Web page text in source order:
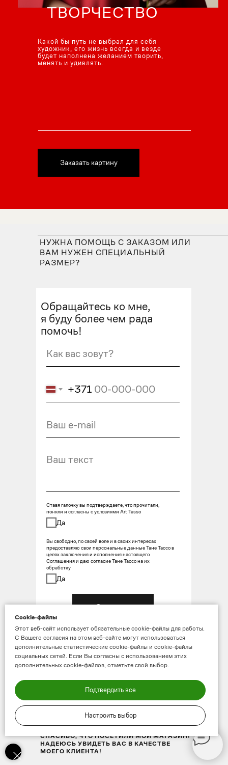
Cookie-файлы
Этот веб-сайт использует обязательные cookie-файлы для работы.
С Вашего согласия на этом веб-сайте могут использоваться
дополнительные статистические cookie-файлы и cookie-файлы
социальных сетей. Если Вы согласны с использованием этих
дополнительных cookie-файлов, отметьте свой выбор.
Подтвердить все
Настроить выбор
Какой бы путь не выбрал для себя
художник, его жизнь всегда и везде
будет наполнена желанием творить,
менять и удивлять.
ТВОРЧЕСТВО
Заказать картину
+371
Ставя галочку вы подтверждаете, что прочитали,
поняли и согласны с условиями Art Tasso
Да
Вы свободно, по своей воле и в своих интересах
предоставляю свои персональные данные Тане Тассо в
целях заключения и исполнения настоящего
Соглашения и даю согласие Тане Тассо на их
обработку
Да
Отправить
Обращайтесь ко мне,
я буду более чем рада
помочь!
НУЖНА ПОМОЩЬ С ЗАКАЗОМ ИЛИ
ВАМ НУЖЕН СПЕЦИАЛЬНЫЙ
РАЗМЕР?
СПАСИБО, ЧТО ПОСЕТИЛИ МОЙ МАГАЗИН!
НАДЕЮСЬ УВИДЕТЬ ВАС В КАЧЕСТВЕ
МОЕГО КЛИЕНТА!
СПАСИБО!
Политика конфиденциальности
Покупка и доставка